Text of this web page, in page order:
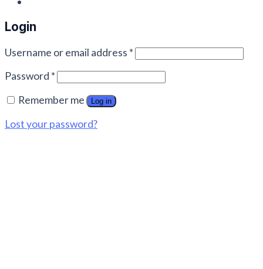
Login
Username or email address *
Password *
Remember me
Log in
Lost your password?